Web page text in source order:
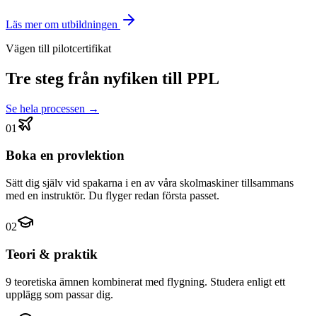
Läs mer om utbildningen
Vägen till pilotcertifikat
Tre steg från nyfiken till PPL
Se hela processen →
01
Boka en provlektion
Sätt dig själv vid spakarna i en av våra skolmaskiner tillsammans
med en instruktör. Du flyger redan första passet.
02
Teori & praktik
9 teoretiska ämnen kombinerat med flygning. Studera enligt ett
upplägg som passar dig.